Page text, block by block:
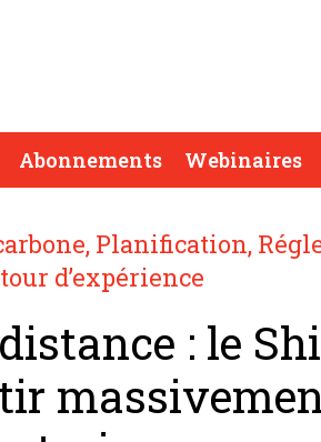
Abonnements Webinaires
, Planification,
d’expérience
: le